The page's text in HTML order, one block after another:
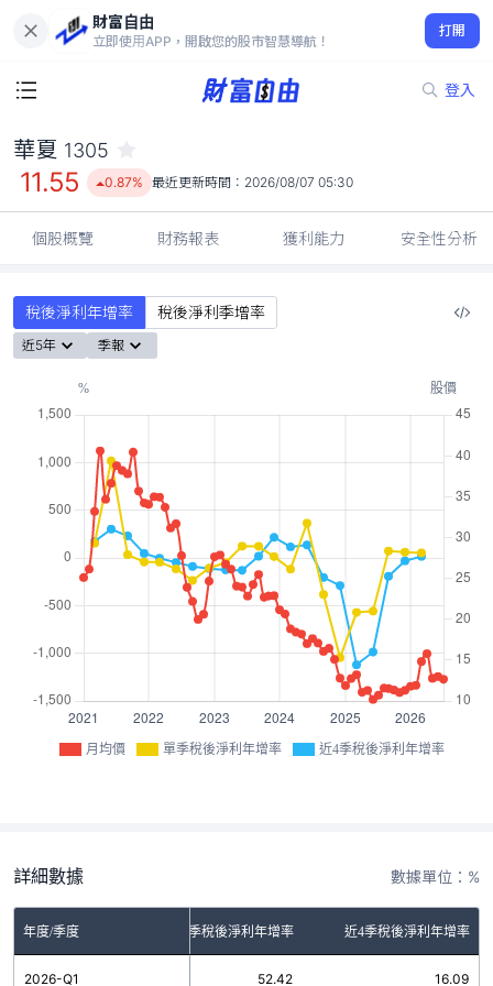
財富自由
立即使用APP，開啟您的股市智慧導航！
打開
登入
11.55
0.87%
華夏 1305
11.55 0.87% 最近更新時間： 2026/08/07 05:30
個股概覽 財務報表 獲利能力 安全性分析
稅後淨利年增率 稅後淨利季增率
近5年 季報
月均價 單季稅後淨利年增率 近4季稅後淨利年增率
詳細數據 數據單位：%
年度/季度 單季稅後淨利年增率 近4季稅後淨利年增率
2026-Q1 52.42 16.09